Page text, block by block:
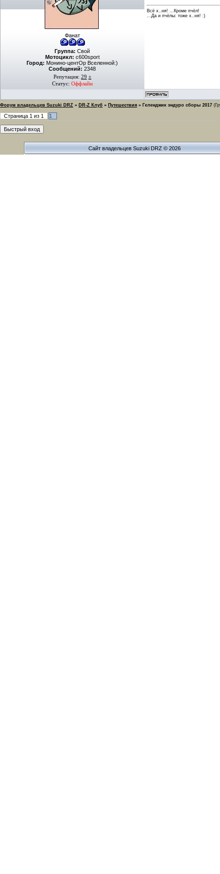
Фанат
Группа: Свой
Мотоцикл: c600sport
Город: Монино-центОр Вселенной:)
Сообщений: 2348
Репутация: 29 ±
Статус: Оффлайн
Всё х..ня! ...Кроме пчёл!
...Да и пчёлы: тоже х..ня! :)
Форум владельцев Suzuki DRZ » DR-Z Клуб » Путешествия » Геленджик эндуро сборы 2017
Страница 1 из 1 1
Сайт владельцев Suzuki DRZ © 2026